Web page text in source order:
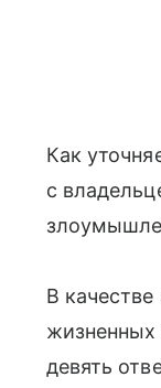
Как
с
В
жизненных
девять